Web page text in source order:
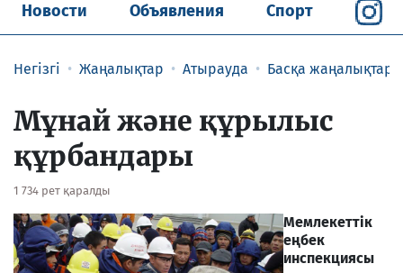
Новости Объявления Спорт
Негізгі Жаңалықтар Атырауда Басқа жаңалықтар
Мұнай және құрылыс
құрбандары
1 734 рет қаралды
Мемлекеттік
еңбек
инспекциясы